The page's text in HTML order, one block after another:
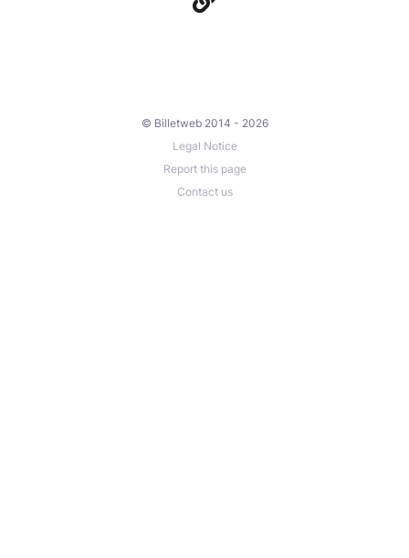
© Billetweb 2014 - 2026
Legal Notice
Report this page
Contact us